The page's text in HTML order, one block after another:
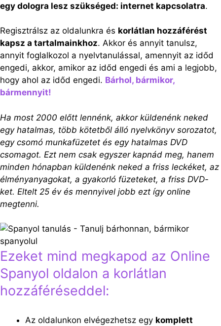
egy dologra lesz szükséged: internet kapcsolatra.
Regisztrálsz az oldalunkra és korlátlan hozzáférést
kapsz a tartalmainkhoz. Akkor és annyit tanulsz,
annyit foglalkozol a nyelvtanulással, amennyit az időd
engedi, akkor, amikor az időd engedi és ami a legjobb,
hogy ahol az időd engedi. Bárhol, bármikor,
bármennyit!
Ha most 2000 előtt lennénk, akkor küldenénk neked
egy hatalmas, több kötetből álló nyelvkönyv sorozatot,
egy csomó munkafüzetet és egy hatalmas DVD
csomagot. Ezt nem csak egyszer kapnád meg, hanem
minden hónapban küldenénk neked a friss leckéket, az
élményanyagokat, a gyakorló füzeteket, a friss DVD-
ket. Eltelt 25 év és mennyivel jobb ezt így online
megtenni.
Ezeket mind megkapod az Online
Spanyol oldalon a korlátlan
hozzáféréseddel:
Az oldalunkon elvégezhetsz egy komplett